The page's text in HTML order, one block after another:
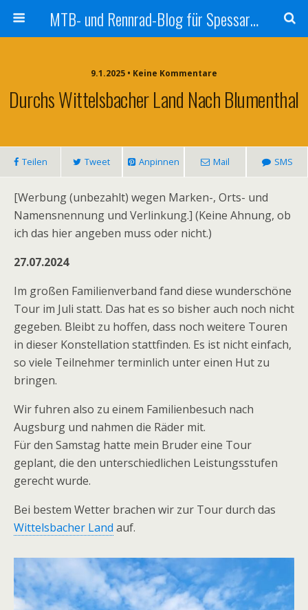
MTB- und Rennrad-Blog für Spessart und Umgebung
9.1.2025 • Keine Kommentare
Durchs Wittelsbacher Land Nach Blumenthal
Teilen Tweet Anpinnen Mail SMS
[Werbung (unbezahlt) wegen Marken-, Orts- und
Namensnennung und Verlinkung.] (Keine Ahnung, ob
ich das hier angeben muss oder nicht.)
27.07.2024
Im großen Familienverband fand diese wunderschöne
Tour im Juli statt. Das hat es so bisher auch noch nicht
gegeben. Bleibt zu hoffen, dass noch weitere Touren
in dieser Konstellation stattfinden. Es ist nicht einfach,
so viele Teilnehmer terminlich unter einen Hut zu
bringen.
Wir fuhren also zu einem Familienbesuch nach
Augsburg und nahmen die Räder mit.
Für den Samstag hatte mein Bruder eine Tour
geplant, die den unterschiedlichen Leistungsstufen
gerecht wurde.
Bei bestem Wetter brachen wir zur Tour durch das
Wittelsbacher Land auf.